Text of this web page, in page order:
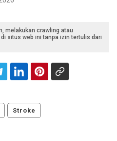
melakukan crawling atau
situs web ini tanpa izin tertulis dari
Stroke